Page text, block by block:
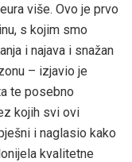
više. Ovo je prvo
s kojim smo
i najava i snažan
– izjavio je
te posebno
kojih svi ovi
i naglasio kako
kvalitetne